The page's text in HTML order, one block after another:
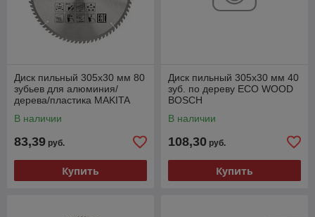
Диск пильный 305х30 мм 80
зубьев для алюминия/
дерева/пластика MAKITA
В наличии
83,39 руб.
Купить
Диск пильный 305х30 мм 40
зуб. по дереву ECO WOOD
BOSCH
В наличии
108,30 руб.
Купить